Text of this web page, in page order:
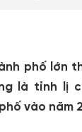
phố lớn
là tỉnh lị
vào năm